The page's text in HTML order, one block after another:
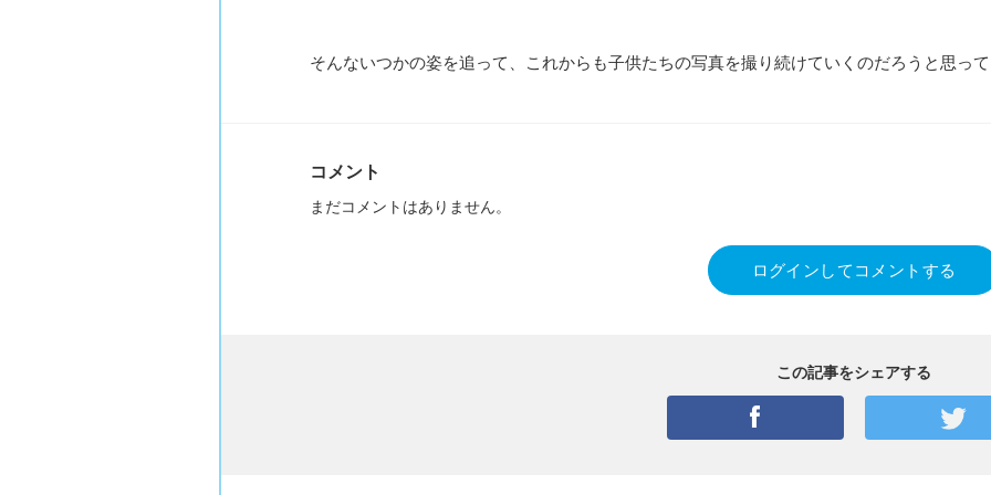
そんないつかの姿を追って、これからも子供たちの写真を撮り続けていくのだろうと思っ
コメント
まだコメントはありません。
ログインしてコメントする
この記事をシェアする